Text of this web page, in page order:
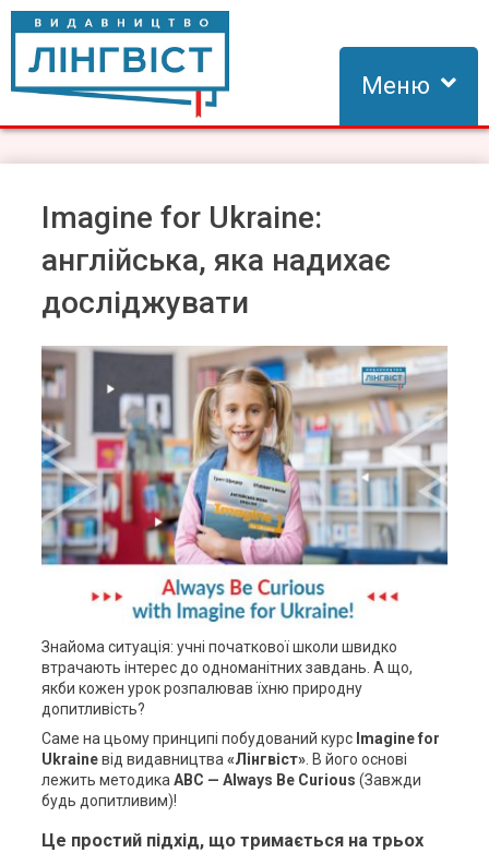
Skip
content
Видавництво Лінгвіст
Видавництво Лінгвіст – адаптація та створення видань для
Меню
Imagine for Ukraine:
англійська, яка надихає
досліджувати
Знайома ситуація: учні початкової школи швидко
втрачають інтерес до одноманітних завдань. А що,
якби кожен урок розпалював їхню природну
допитливість?
Саме на цьому принципі побудований курс Imagine for
Ukraineвід видавництва «Лінгвіст». В його основі
лежить методика ABC — Always Be Curious (Завжди
будь допитливим)!
Це простий підхід, що тримається на трьох